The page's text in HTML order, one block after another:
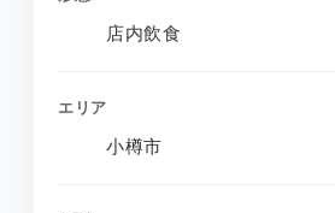
店内飲食
エリア
小樽市